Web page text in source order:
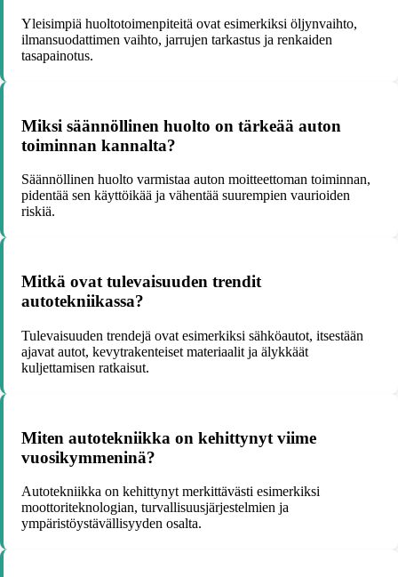
Yleisimpiä huoltotoimenpiteitä ovat esimerkiksi öljynvaihto,
ilmansuodattimen vaihto, jarrujen tarkastus ja renkaiden
tasapainotus.
Miksi säännöllinen huolto on tärkeää auton
toiminnan kannalta?
Säännöllinen huolto varmistaa auton moitteettoman toiminnan,
pidentää sen käyttöikää ja vähentää suurempien vaurioiden
riskiä.
Mitkä ovat tulevaisuuden trendit
autotekniikassa?
Tulevaisuuden trendejä ovat esimerkiksi sähköautot, itsestään
ajavat autot, kevytrakenteiset materiaalit ja älykkäät
kuljettamisen ratkaisut.
Miten autotekniikka on kehittynyt viime
vuosikymmeninä?
Autotekniikka on kehittynyt merkittävästi esimerkiksi
moottoriteknologian, turvallisuusjärjestelmien ja
ympäristöystävällisyyden osalta.